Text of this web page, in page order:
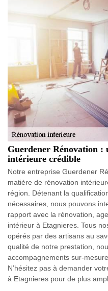
Guerdener Rénovation :
intérieure crédible
Notre entreprise Guerdener
matière de rénovation
région. Détenant la
nécessaires, nous pouvons
rapport avec la rénovation,
intérieur à Etagnieres. Tous
opérés par des artisans au
qualité de notre prestation,
accompagnements sur-
N’hésitez pas à demander
à Etagnieres pour de plus